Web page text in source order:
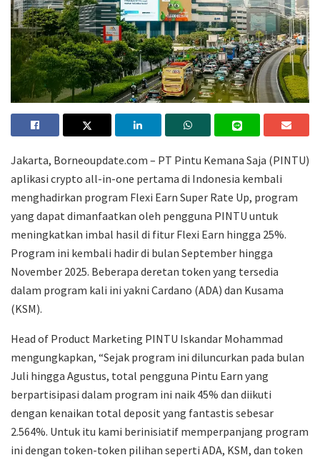
Jakarta, Borneoupdate.com – PT Pintu Kemana Saja (PINTU)
aplikasi crypto all-in-one pertama di Indonesia kembali
menghadirkan program Flexi Earn Super Rate Up, program
yang dapat dimanfaatkan oleh pengguna PINTU untuk
meningkatkan imbal hasil di fitur Flexi Earn hingga 25%.
Program ini kembali hadir di bulan September hingga
November 2025. Beberapa deretan token yang tersedia
dalam program kali ini yakni Cardano (ADA) dan Kusama
(KSM).
Head of Product Marketing PINTU Iskandar Mohammad
mengungkapkan, “Sejak program ini diluncurkan pada bulan
Juli hingga Agustus, total pengguna Pintu Earn yang
berpartisipasi dalam program ini naik 45% dan diikuti
dengan kenaikan total deposit yang fantastis sebesar
2.564%. Untuk itu kami berinisiatif memperpanjang program
ini dengan token-token pilihan seperti ADA, KSM, dan token